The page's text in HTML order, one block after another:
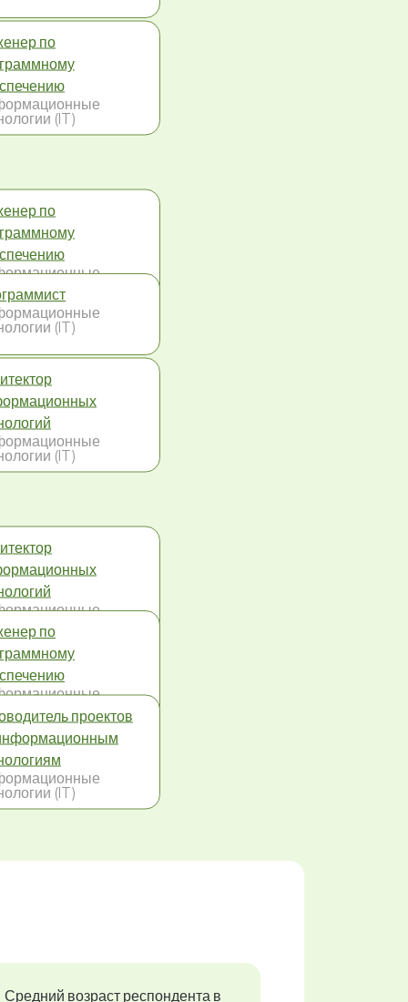
по
(IT)
по
(IT)
(IT)
(IT)
(IT)
по
(IT) проектов
(IT)
Средний возраст респондента в